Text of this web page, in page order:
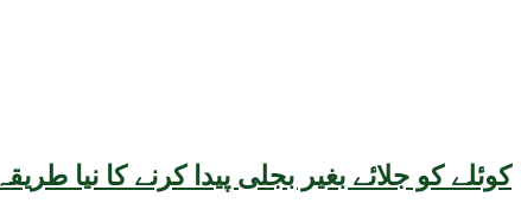
کوئلے کو جلائے بغیر بجلی پیدا کرنے کا نیا